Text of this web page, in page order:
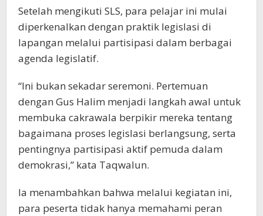
Setelah mengikuti SLS, para pelajar ini mulai
diperkenalkan dengan praktik legislasi di
lapangan melalui partisipasi dalam berbagai
agenda legislatif.
“Ini bukan sekadar seremoni. Pertemuan
dengan Gus Halim menjadi langkah awal untuk
membuka cakrawala berpikir mereka tentang
bagaimana proses legislasi berlangsung, serta
pentingnya partisipasi aktif pemuda dalam
demokrasi,” kata Taqwalun.
Ia menambahkan bahwa melalui kegiatan ini,
para peserta tidak hanya memahami peran